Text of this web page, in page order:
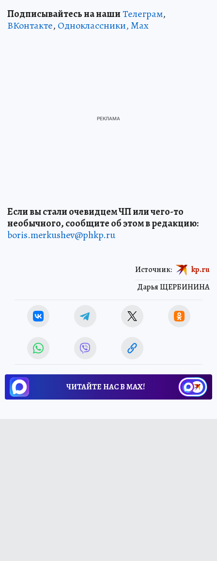
Подписывайтесь на нашиТелеграм,
ВКонтакте, Одноклассники,Max
Если вы стали очевидцем ЧП или чего-то
необычного, сообщите об этом в редакцию:
boris.merkushev@phkp.ru
Дарья ЩЕРБИНИНА
Источник: kp.ru
ЧИТАЙТЕ НАС В МАХ!